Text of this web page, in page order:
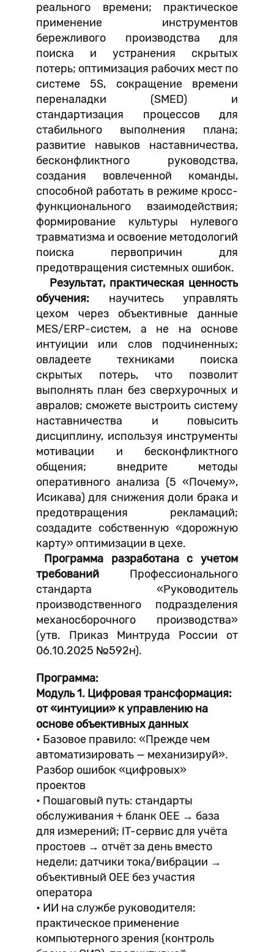
реального времени; практическое
применение инструментов
бережливого производства для
поиска и устранения скрытых
потерь; оптимизация рабочих мест по
системе 5S, сокращение времени
переналадки (SMED) и
стандартизация процессов для
стабильного выполнения плана;
развитие навыков наставничества,
бесконфликтного руководства,
создания вовлеченной команды,
способной работать в режиме кросс-
функционального взаимодействия;
формирование культуры нулевого
травматизма и освоение методологий
поиска первопричин для
предотвращения системных ошибок.
Результат, практическая ценность
обучения: научитесь управлять
цехом через объективные данные
MES/ERP-систем, а не на основе
интуиции или слов подчиненных;
овладеете техниками поиска
скрытых потерь, что позволит
выполнять план без сверхурочных и
авралов; сможете выстроить систему
наставничества и повысить
дисциплину, используя инструменты
мотивации и бесконфликтного
общения; внедрите методы
оперативного анализа (5 «Почему»,
Исикава) для снижения доли брака и
предотвращения рекламаций;
создадите собственную «дорожную
карту» оптимизации в цехе.
Программа разработана с учетом
требований Профессионального
стандарта «Руководитель
производственного подразделения
механосборочного производства»
(утв. Приказ Минтруда России от
06.10.2025 №592н).
Программа:
Модуль 1. Цифровая трансформация:
от «интуиции» к управлению на
основе объективных данных
• Базовое правило: «Прежде чем
автоматизировать — механизируй».
Разбор ошибок «цифровых»
проектов
• Пошаговый путь: стандарты
обслуживания + бланк ОЕЕ → база
для измерений; IT-сервис для учёта
простоев → отчёт за день вместо
недели; датчики тока/вибрации →
объективный ОЕЕ без участия
оператора
• ИИ на службе руководителя:
практическое применение
компьютерного зрения (контроль